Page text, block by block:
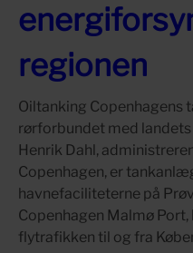
regionen
Oiltanking Copenhagens
rørforbundet med
Henrik Dahl,
Copenhagen, er
havnefaciliteterne på
Copenhagen Malmø
flytrafikken til og fra